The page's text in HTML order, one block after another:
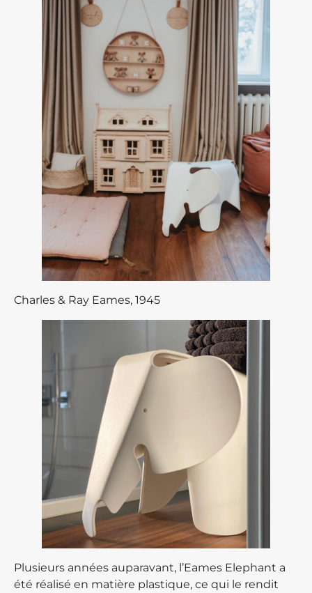
Charles & Ray Eames, 1945
Plusieurs années auparavant, l’Eames Elephant a
été réalisé en matière plastique, ce qui le rendit